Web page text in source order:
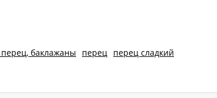
баклажаны перец перец сладкий